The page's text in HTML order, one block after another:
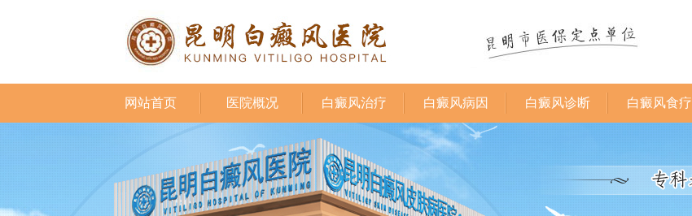
网站首页 医院概况 白癜风治疗 白癜风病因 白癜风诊断 白癜风食疗